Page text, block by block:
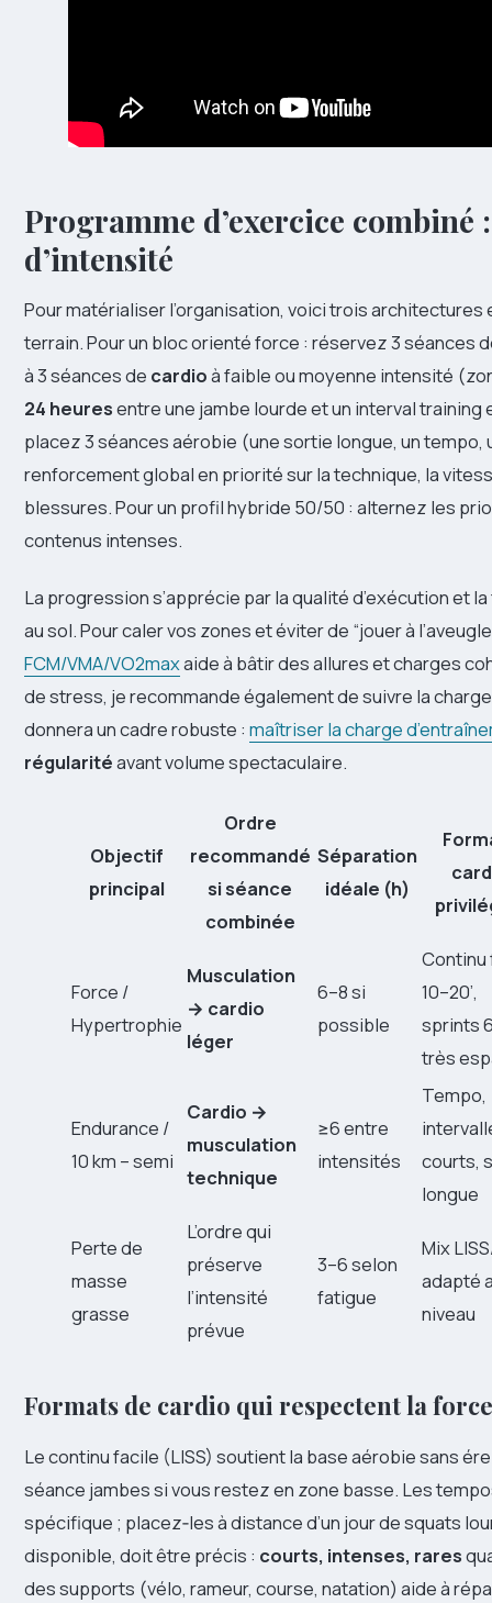
Programme d’exercice combiné
d’intensité
Pour matérialiser l’organisation, voici trois
terrain. Pour un bloc orienté force : réservez 3 séances
à 3 séances de cardioà faible ou moyenne intensité
24 heuresentre une jambe lourde et un interval
placez 3 séances aérobie (une sortie longue, un
renforcement global en priorité sur la technique, la
blessures. Pour un profil hybride 50/50 : alternez les
contenus intenses.
La progression s’apprécie par la qualité d’exécution et
au sol. Pour caler vos zones et éviter de “jouer à
FCM/VMA/VO2maxaide à bâtir des allures et charges
de stress, je recommande également de suivre la
donnera un cadre robuste : maîtriser la charge
régularitéavant volume spectaculaire.
Objectif
principal
Ordre
recommandé
si séance
combinée
Séparation
idéale (h)
Force /
Hypertrophie
Musculation
→ cardio
léger
6–8 si
possible
Continu
10–20’,
sprints
très
Endurance /
10 km – semi
Cardio →
musculation
technique
≥6 entre
intensités
Tempo,
courts,
longue
Perte de
masse
grasse
L’ordre qui
préserve
l’intensité
prévue
3–6 selon
fatigue
Mix
adapté
niveau
Formats de cardio qui respectent la
Le continu facile (LISS) soutient la base aérobie sans
séance jambes si vous restez en zone basse. Les
spécifique ; placez‑les à distance d’un jour de squats
disponible, doit être précis : courts, intenses, rares
des supports (vélo, rameur, course, natation) aide à